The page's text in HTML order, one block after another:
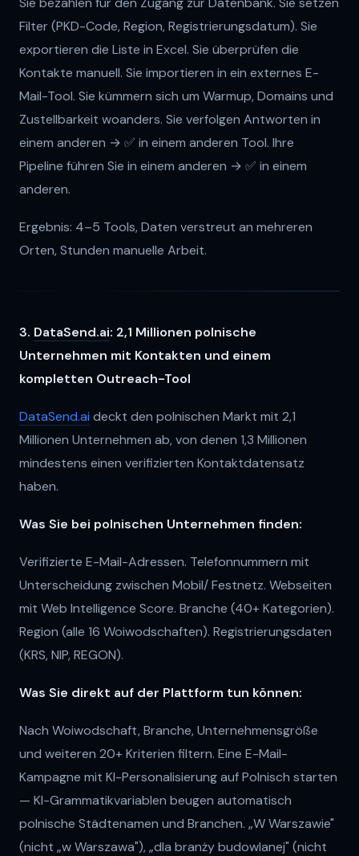
Filter (PKD-Code, Region, Registrierungsdatum). Sie
exportieren die Liste in Excel. Sie überprüfen die
Kontakte manuell. Sie importieren in ein externes E-
Mail-Tool. Sie kümmern sich um Warmup, Domains und
Zustellbarkeit woanders. Sie verfolgen Antworten in
einem anderen → ✅ in einem anderen Tool. Ihre
Pipeline führen Sie in einem anderen → ✅ in einem
anderen.
Ergebnis: 4–5 Tools, Daten verstreut an mehreren
Orten, Stunden manuelle Arbeit.
3. DataSend.ai: 2,1 Millionen polnische
Unternehmen mit Kontakten und einem
kompletten Outreach-Tool
DataSend.ai deckt den polnischen Markt mit 2,1
Millionen Unternehmen ab, von denen 1,3 Millionen
mindestens einen verifizierten Kontaktdatensatz
haben.
Was Sie bei polnischen Unternehmen finden:
Verifizierte E-Mail-Adressen. Telefonnummern mit
Unterscheidung zwischen Mobil/ Festnetz. Webseiten
mit Web Intelligence Score. Branche (40+ Kategorien).
Region (alle 16 Woiwodschaften). Registrierungsdaten
(KRS, NIP, REGON).
Was Sie direkt auf der Plattform tun können:
Nach Woiwodschaft, Branche, Unternehmensgröße
und weiteren 20+ Kriterien filtern. Eine E-Mail-
Kampagne mit KI-Personalisierung auf Polnisch starten
— KI-Grammatikvariablen beugen automatisch
polnische Städtenamen und Branchen. „W Warszawie"
(nicht „w Warszawa"), „dla branży budowlanej" (nicht